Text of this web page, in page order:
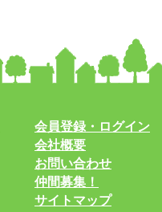
会員登録・ログイン
会社概要
お問い合わせ
仲間募集！
サイトマップ